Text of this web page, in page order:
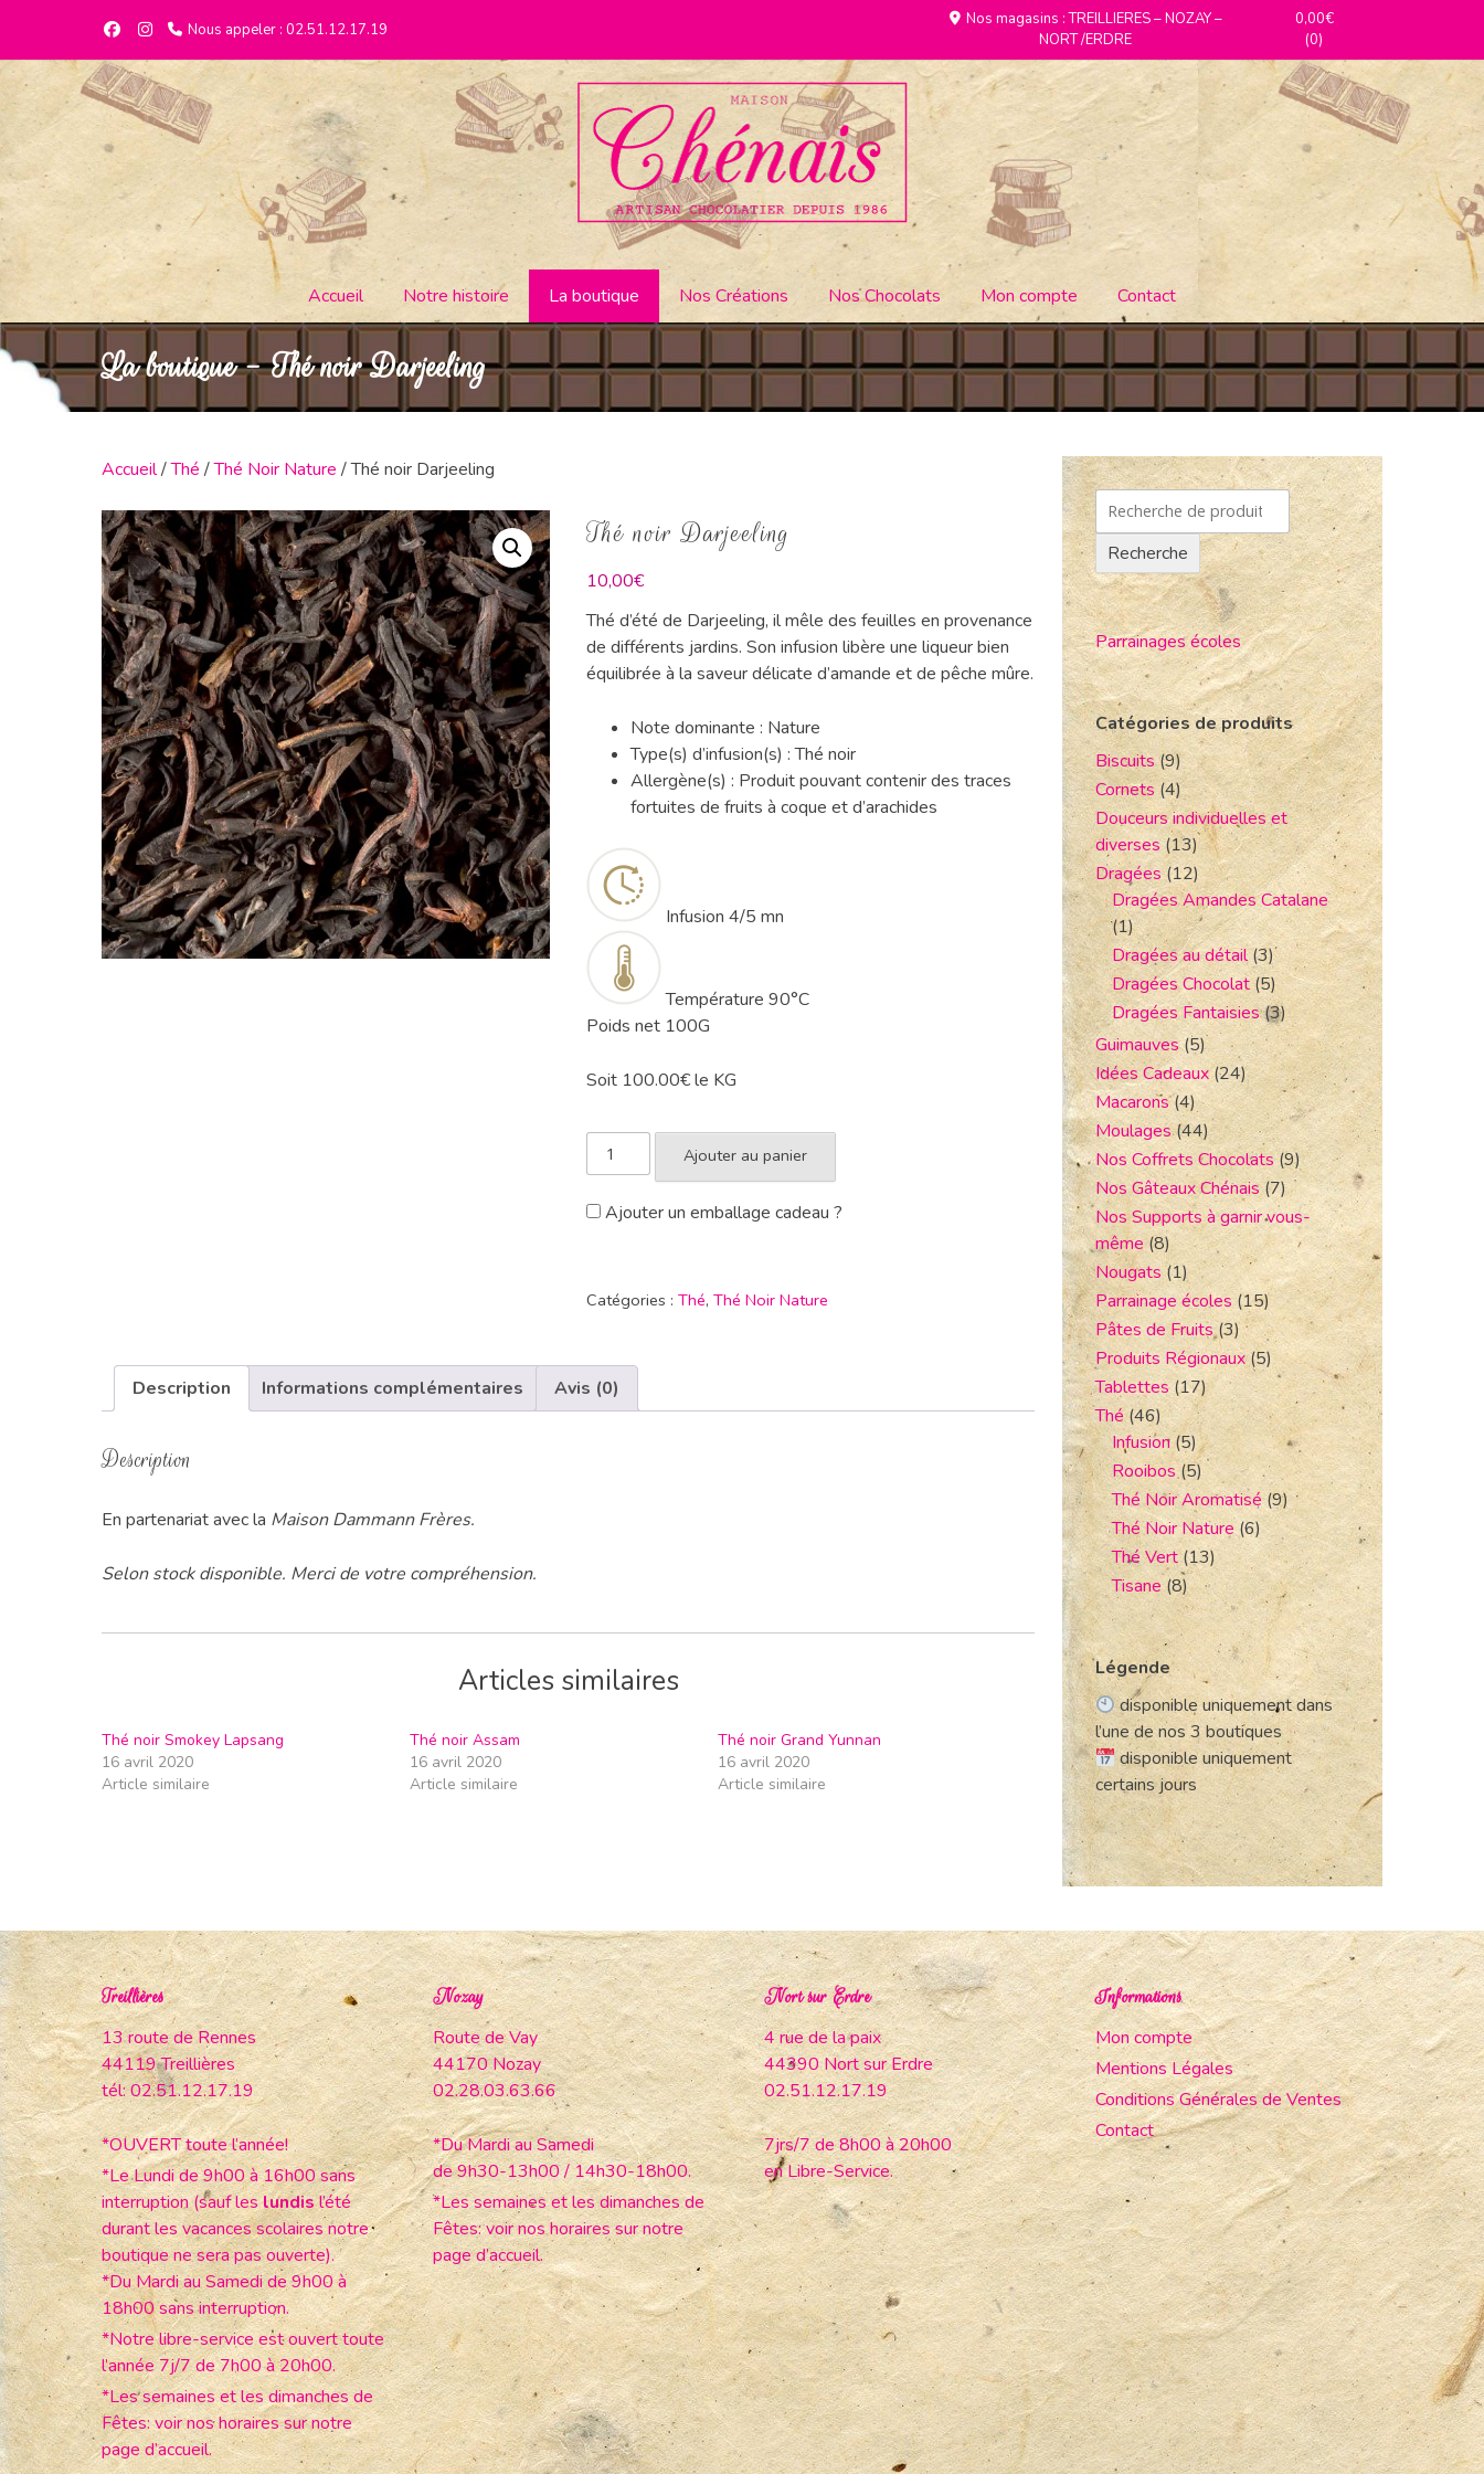
Nous appeler : 02.51.12.17.19
Nos magasins : TREILLIERES – NOZAY –
NORT /ERDRE
0,00€
(0)
Accueil Notre histoire La boutique Nos Créations Nos Chocolats Mon compte Contact
La boutique - Thé noir Darjeeling
Accueil/Thé /Thé Noir Nature / Thé noir Darjeeling
Thé noir Darjeeling
10,00€
Thé d’été de Darjeeling, il mêle des feuilles en provenance
de différents jardins. Son infusion libère une liqueur bien
équilibrée à la saveur délicate d’amande et de pêche mûre.
Note dominante : Nature
Type(s) d’infusion(s) : Thé noir
Allergène(s) : Produit pouvant contenir des traces
fortuites de fruits à coque et d’arachides
Infusion 4/5 mn
Température 90°C
Poids net 100G
Soit 100.00€ le KG
Ajouter au panier
Ajouter un emballage cadeau ?
Catégories :Thé,Thé Noir Nature
Description Informations complémentaires Avis (0)
Description
En partenariat avec la Maison Dammann Frères.
Selon stock disponible. Merci de votre compréhension.
Articles similaires
Thé noir Smokey Lapsang
16 avril 2020
Article similaire
Thé noir Assam
16 avril 2020
Article similaire
Thé noir Grand Yunnan
16 avril 2020
Article similaire
Recherche
Parrainages écoles
Catégories de produits
Biscuits (9)
Cornets (4)
Douceurs individuelles et
diverses (13)
Dragées (12)
Dragées Amandes Catalane
(1)
Dragées au détail (3)
Dragées Chocolat (5)
Dragées Fantaisies(3)
Guimauves (5)
Idées Cadeaux(24)
Macarons(4)
Moulages (44)
Nos Coffrets Chocolats (9)
Nos Gâteaux Chénais (7)
Nos Supports à garnir vous-
même (8)
Nougats (1)
Parrainage écoles (15)
Pâtes de Fruits (3)
Produits Régionaux(5)
Tablettes (17)
Thé (46)
Infusion (5)
Rooibos (5)
Thé Noir Aromatisé (9)
Thé Noir Nature (6)
Thé Vert (13)
Tisane (8)
Légende
disponible uniquement dans
l’une de nos 3 boutiques
disponible uniquement
certains jours
Treillières
13 route de Rennes
44119 Treillières
tél: 02.51.12.17.19
*OUVERT toute l’année!
*Le Lundi de 9h00 à 16h00 sans
interruption (sauf leslundisl’été
durant les vacances scolaires notre
boutique ne sera pas ouverte).
*Du Mardi au Samedi de 9h00 à
18h00 sans interruption.
*Notre libre-service est ouvert toute
l’année 7j/7 de 7h00 à 20h00.
*Les semaines et les dimanches de
Fêtes: voir nos horaires sur notre
page d’accueil.
Nozay
Route de Vay
44170 Nozay
02.28.03.63.66
*Du Mardi au Samedi
de 9h30-13h00 / 14h30-18h00.
*Les semaines et les dimanches de
Fêtes: voir nos horaires sur notre
page d’accueil.
Nort sur Erdre
4 rue de la paix
44390 Nort sur Erdre
02.51.12.17.19
7jrs/7 de 8h00 à 20h00
en Libre-Service.
Informations
Mon compte
Mentions Légales
Conditions Générales de Ventes
Contact